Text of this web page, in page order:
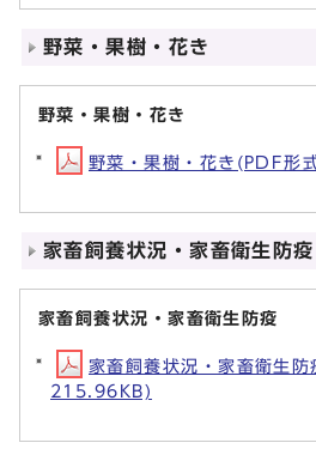
野菜・果樹・花き
野菜・果樹・花き
野菜・果樹・花き(PDF形
家畜飼養状況・家畜衛生防疫
家畜飼養状況・家畜衛生防疫
家畜飼養状況・家畜衛生防
215.96KB)